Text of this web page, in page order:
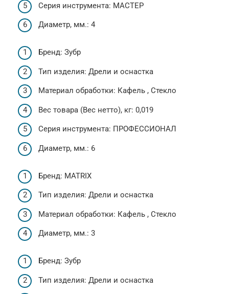
Серия инструмента: МАСТЕР
Диаметр, мм.: 4
Бренд: Зубр
Тип изделия: Дрели и оснастка
Материал обработки: Кафель , Стекло
Вес товара (Вес нетто), кг: 0,019
Серия инструмента: ПРОФЕССИОНАЛ
Диаметр, мм.: 6
Бренд: MATRIX
Тип изделия: Дрели и оснастка
Материал обработки: Кафель , Стекло
Диаметр, мм.: 3
Бренд: Зубр
Тип изделия: Дрели и оснастка